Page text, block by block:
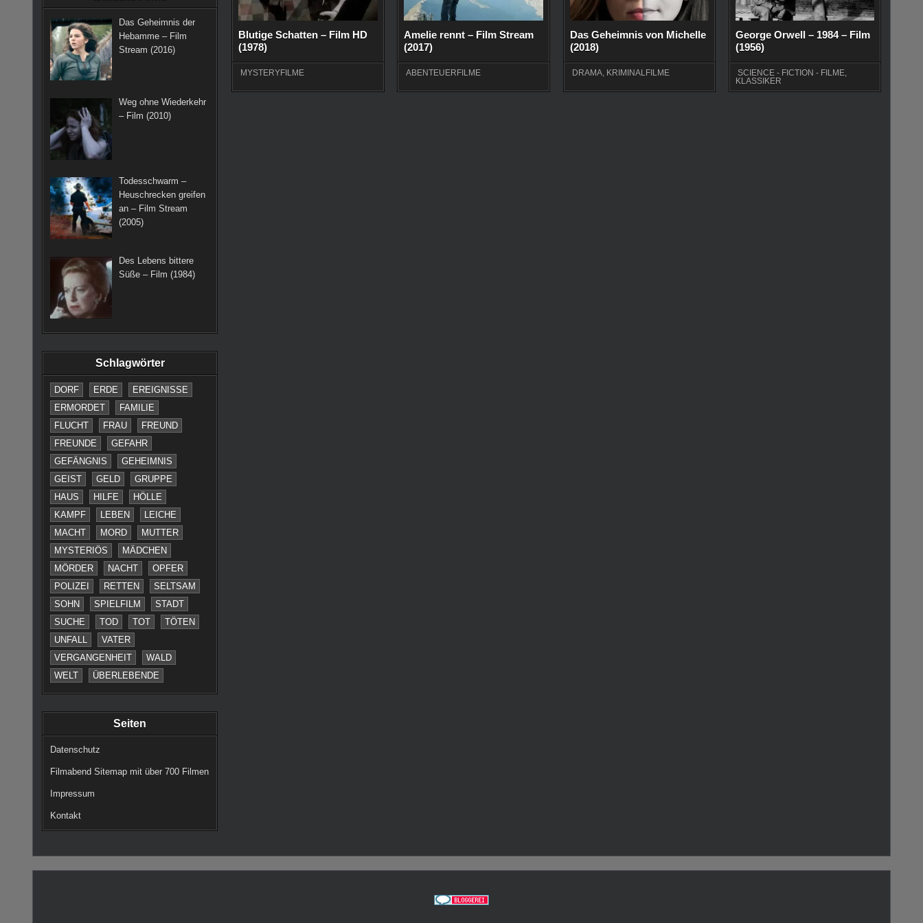
a
m
s
t
Das Geheimnis der
Hebamme – Film
Stream (2016)
Weg ohne Wiederkehr
– Film (2010)
Todesschwarm –
Heuschrecken greifen
an – Film Stream
(2005)
Des Lebens bittere
Süße – Film (1984)
Schlagwörter
DORF ERDE
EREIGNISSE
ERMORDET
FAMILIE
FLUCHT
FRAU
FREUND
FREUNDE
GEFAHR
GEFÄNGNIS
GEHEIMNIS
GEIST
GELD
GRUPPE
HAUS
HILFE
HÖLLE
KAMPF
LEBEN
LEICHE
MACHT
MORD
MUTTER
MYSTERIÖS
MÄDCHEN
MÖRDER
NACHT
OPFER
POLIZEI
RETTEN
SELTSAM
SOHN
SPIELFILM
STADT
SUCHE
TOD TOT
TÖTEN
UNFALL
VATER
VERGANGENHEIT
WALD
WELT
ÜBERLEBENDE
Seiten
Datenschutz
Filmabend Sitemap mit über 700 Filmen
Impressum
Kontakt
Blutige Schatten – Film HD
(1978)
MYSTERYFILME
Amelie rennt – Film Stream
(2017)
ABENTEUERFILME
Das Geheimnis von Michelle
(2018)
DRAMA, KRIMINALFILME
George Orwell – 1984 – Film
(1956)
SCIENCE - FICTION - FILME,
KLASSIKER